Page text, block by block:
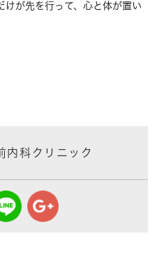
けが先を行って、心と体が置い
内科クリニック